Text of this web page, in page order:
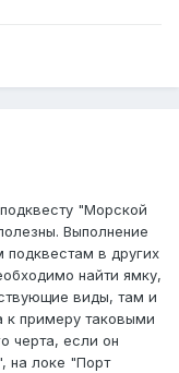
"Морской
Выполнение
подквестам в других
найти ямку,
виды, там и
к примеру таковыми
черта, если он
на локе "Порт